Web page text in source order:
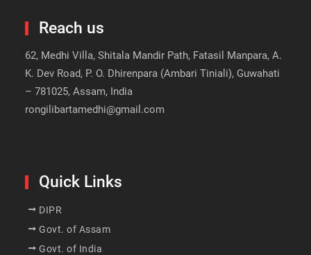
Reach us
62, Medhi Villa, Shitala Mandir Path, Fatasil Manpara, A.
K. Dev Road, P. O. Dhirenpara (Ambari Tiniali), Guwahati
– 781025, Assam, India
rongilibartamedhi@gmail.com
Quick Links
DIPR
Govt. of Assam
Govt. of India